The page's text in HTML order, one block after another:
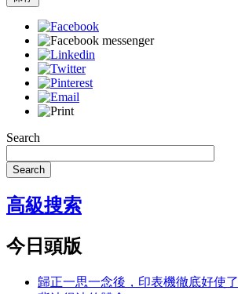
Search
Search
高級搜索
今日頭版
歸正一思一念後，印表機徹底好使了